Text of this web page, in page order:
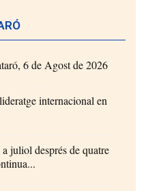
6 de Agost de 2026
internacional en
juliol després de quatre